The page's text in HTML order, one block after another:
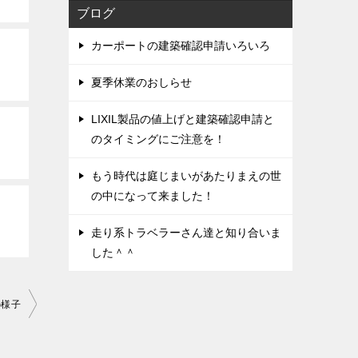
子
ブログ
カーポートの建築確認申請いろいろ
夏季休業のおしらせ
LIXIL製品の値上げと建築確認申請と
のタイミングにご注意を！
もう時代は庭じまいがあたりまえの世
の中になって来ました！
走り系トラベラーさん達と知り合いま
した＾＾